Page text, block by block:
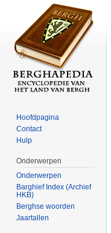
Hoofdpagina
Contact
Hulp
Onderwerpen
Onderwerpen
Barghief Index (Archief
HKB)
Berghse woorden
Jaartallen